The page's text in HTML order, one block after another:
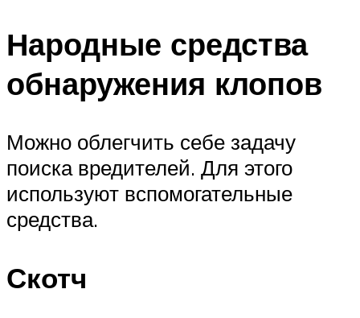
Народные средства
обнаружения клопов
Можно облегчить себе задачу
поиска вредителей. Для этого
используют вспомогательные
средства.
Скотч